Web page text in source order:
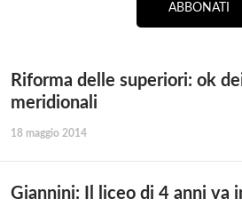
ABBONATI
Riforma delle superiori: ok
meridionali
18 maggio 2014
Giannini: Il liceo di 4 anni va